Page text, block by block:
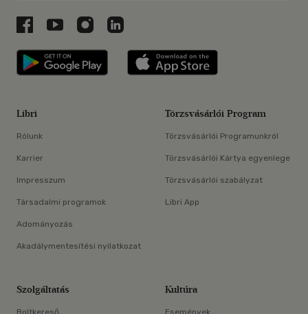
Libri a Facebookon
Libri a Youtube-on
Libri az Instagramon
Libri a LinkedInen
Libri applikáció Szerezd meg: Google
Libri
Rólunk
Karrier
Impresszum
Társadalmi programok
Adományozás
Akadálymentesítési nyilatkozat
Törzsvásárlói Program
Törzsvásárlói Programunkról
Törzsvásárlói Kártya egyenlege
Törzsvásárlói szabályzat
Libri App
Szolgáltatás
Boltkereső
Kultúra
Események